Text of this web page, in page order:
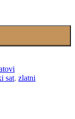
sat, zlatni